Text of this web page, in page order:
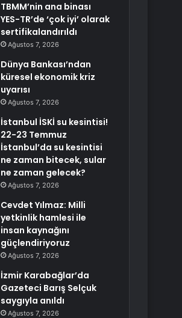
TBMM’nin ana binası
YES-TR’de ‘çok iyi’ olarak
sertifikalandırıldı
Ağustos 7, 2026
Dünya Bankası’ndan
küresel ekonomik kriz
uyarısı
Ağustos 7, 2026
İstanbul İSKİ su kesintisi!
22-23 Temmuz
İstanbul’da su kesintisi
ne zaman bitecek, sular
ne zaman gelecek?
Ağustos 7, 2026
Cevdet Yılmaz: Milli
yetkinlik hamlesi ile
insan kaynağını
güçlendiriyoruz
Ağustos 7, 2026
İzmir Karabağlar’da
Gazeteci Barış Selçuk
saygıyla anıldı
Ağustos 7, 2026